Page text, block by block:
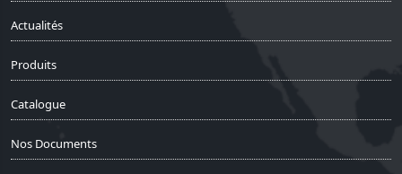
Actualités
Produits
Catalogue
Nos Documents